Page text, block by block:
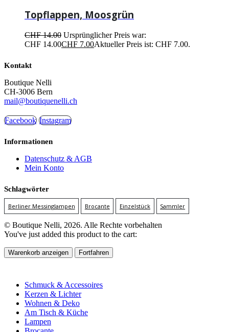
Topflappen, Moosgrün
CHF14.00 Ursprünglicher Preis war:
CHF 14.00CHF 7.00Aktueller Preis ist: CHF 7.00.
Kontakt
Boutique Nelli
CH-3006 Bern
mail@boutiquenelli.ch
Facebook Instagram
Informationen
Datenschutz & AGB
Mein Konto
Schlagwörter
Berliner Messinglampen Brocante Einzelstück Sammler
© Boutique Nelli, 2026. Alle Rechte vorbehalten
You've just added this product to the cart:
Warenkorb anzeigen Fortfahren
Schmuck & Accessoires
Kerzen & Lichter
Wohnen & Deko
Am Tisch & Küche
Lampen